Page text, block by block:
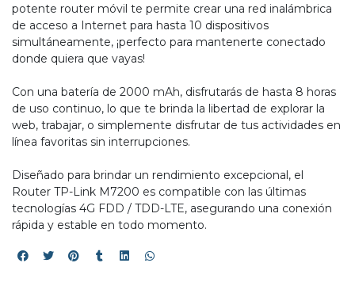
potente router móvil te permite crear una red inalámbrica
de acceso a Internet para hasta 10 dispositivos
simultáneamente, ¡perfecto para mantenerte conectado
donde quiera que vayas!
Con una batería de 2000 mAh, disfrutarás de hasta 8 horas
de uso continuo, lo que te brinda la libertad de explorar la
web, trabajar, o simplemente disfrutar de tus actividades en
línea favoritas sin interrupciones.
Diseñado para brindar un rendimiento excepcional, el
Router TP-Link M7200 es compatible con las últimas
tecnologías 4G FDD / TDD-LTE, asegurando una conexión
rápida y estable en todo momento.